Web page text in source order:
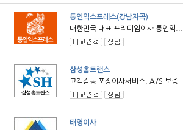
통인익스프레스(강남자곡)
대한민국 대표 프리미엄이사 통인익...
삼성홈트랜스
고객감동 포장이사서비스, A/S 보증
태영이사